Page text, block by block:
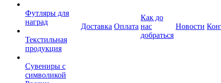
Футляры для
наград
Текстильная
продукция
Сувениры с
символикой
Доставка Оплата
Как до
нас
добраться
Новости